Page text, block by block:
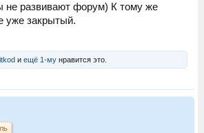
не развивают форум) К тому же
уже закрытый.
иещё 1-му нравится это.